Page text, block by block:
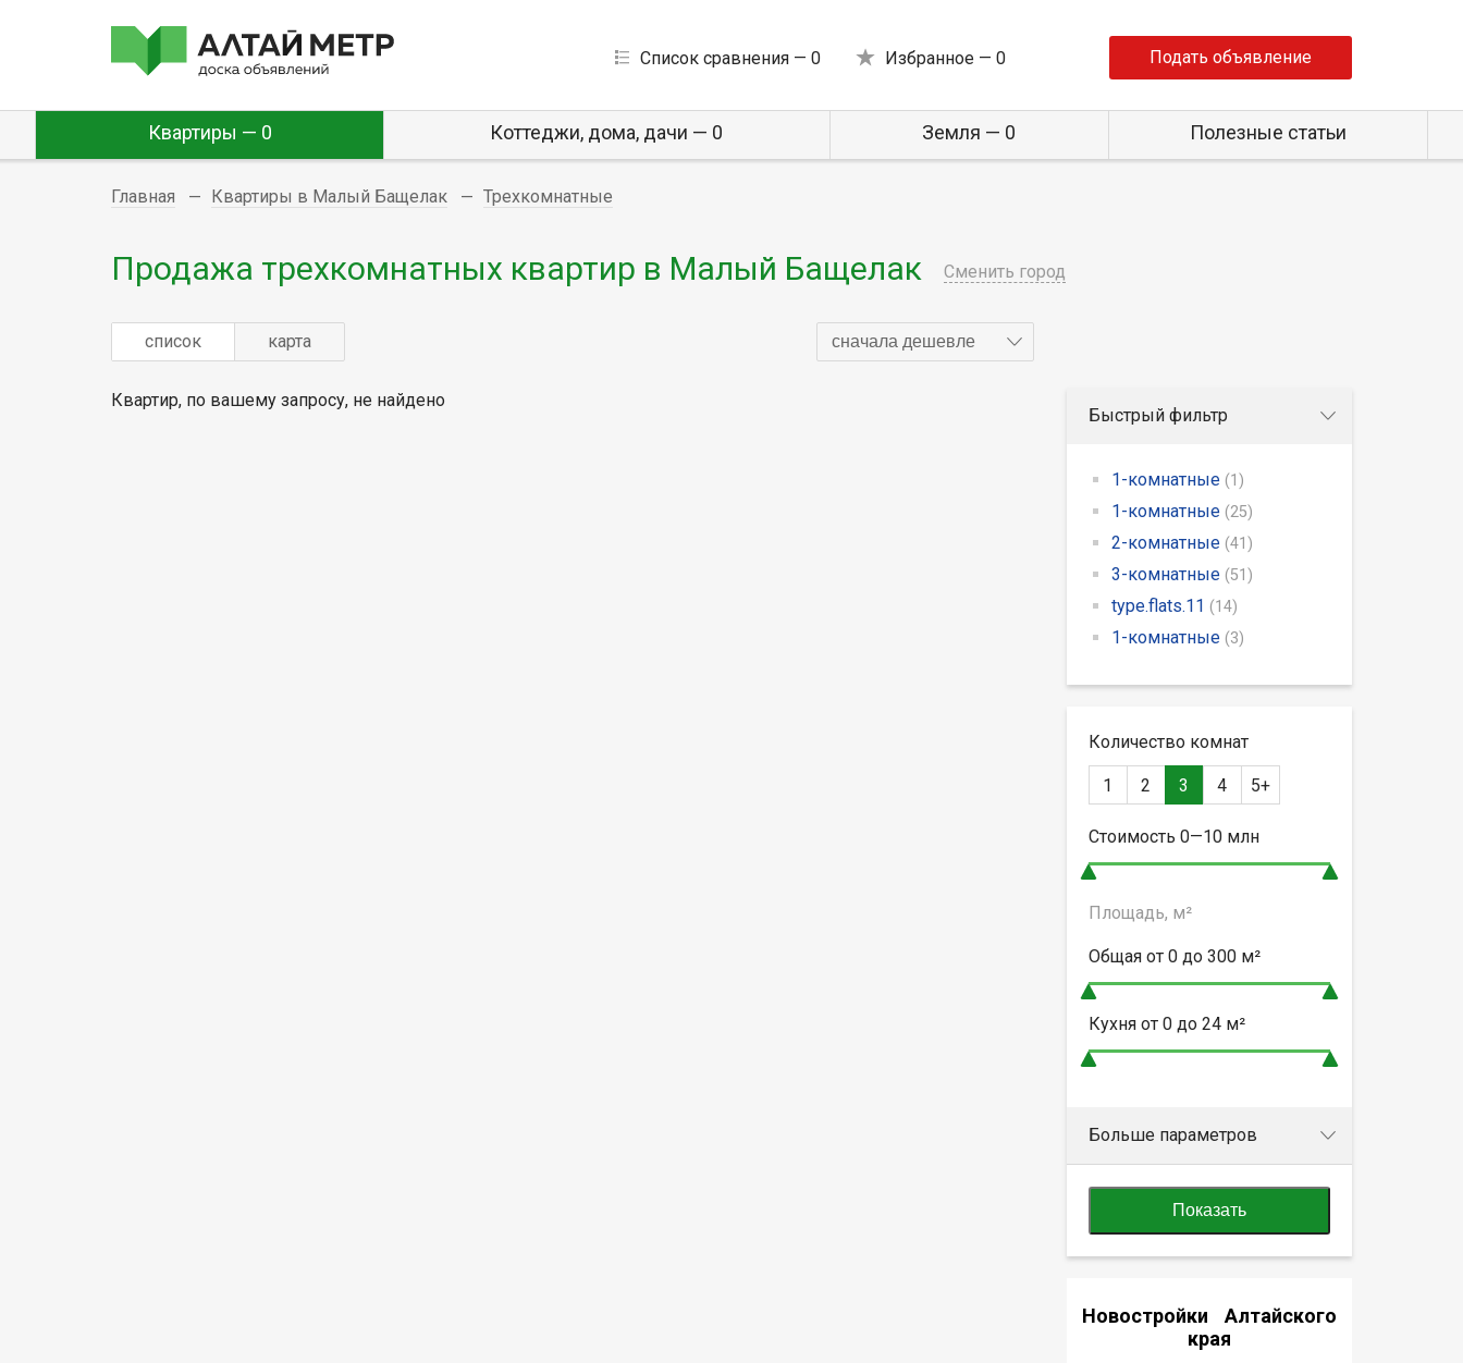
Список сравнения — 0 Избранное — 0 Подать объявление
Квартиры — 0 Коттеджи, дома, дачи — 0 Земля — 0 Полезные статьи
Главная Квартиры в Малый Бащелак Трехкомнатные
Продажа трехкомнатных квартир в Малый Бащелак Сменить город
список карта сначала дешевле
Квартир, по вашему запросу, не найдено
Быстрый фильтр
1-комнатные (1)
1-комнатные (25)
2-комнатные (41)
3-комнатные (51)
type.flats.11 (14)
1-комнатные (3)
Количество комнат
1 2 3 4 5+
Стоимость 0—10млн
Площадь, м²
Общая от 0 до 300м²
Кухня от 0 до 24м²
Больше параметров
Показать
Новостройки Алтайского
края